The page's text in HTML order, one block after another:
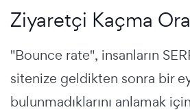
Ziyaretçi Kaçma
"Bounce rate", insanların
sitenize geldikten sonra bir
bulunmadıklarını anlamak